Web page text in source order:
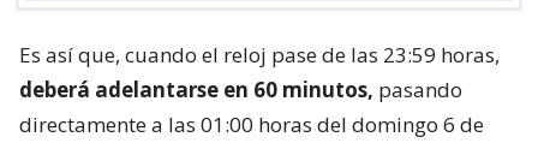
Es así que, cuando el reloj pase de las 23:59 horas,
deberá adelantarse en 60 minutos, pasando
directamente a las 01:00 horas del domingo 6 de